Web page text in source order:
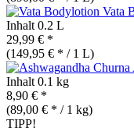
Vata
Inhalt 0.2 L
29,99 € *
(149,95 € * / 1 L)
Inhalt 0.1 kg
8,90 € *
(89,00 € * / 1 kg)
TIPP!